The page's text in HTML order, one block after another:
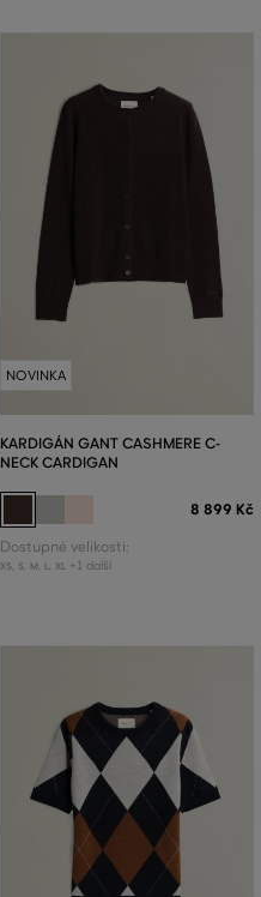
NOVINKA
KARDIGÁN GANT CASHMERE C-
NECK CARDIGAN
8 899 Kč
Dostupné velikosti:
XS, S, M L XL +1 další